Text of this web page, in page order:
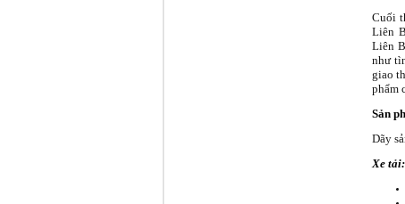
Cuối
Liên
Liên
như
giao
phẩm
Sản
Dãy
Xe tải: